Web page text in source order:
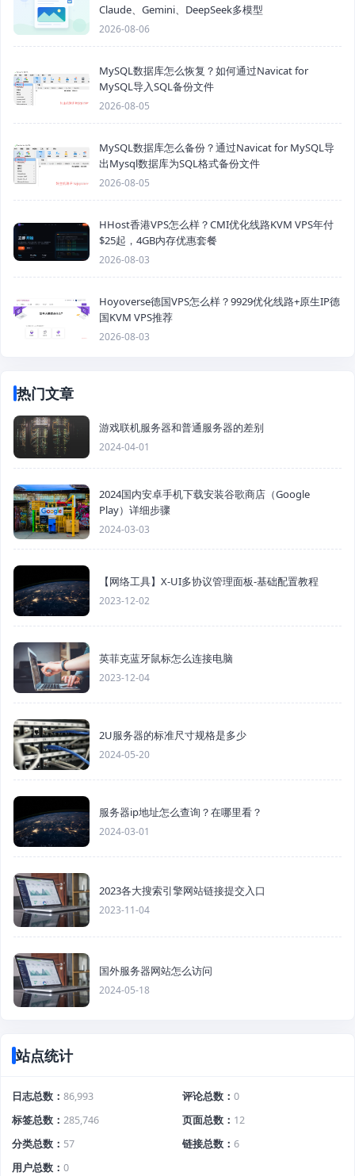
Claude、Gemini、DeepSeek多模型
2026-08-06
MySQL数据库怎么恢复？如何通过Navicat for
MySQL导入SQL备份文件
2026-08-05
MySQL数据库怎么备份？通过Navicat for MySQL导
出Mysql数据库为SQL格式备份文件
2026-08-05
HHost香港VPS怎么样？CMI优化线路KVM VPS年付
$25起，4GB内存优惠套餐
2026-08-03
Hoyoverse德国VPS怎么样？9929优化线路+原生IP德
国KVM VPS推荐
2026-08-03
热门文章
游戏联机服务器和普通服务器的差别
2024-04-01
2024国内安卓手机下载安装谷歌商店（Google
Play）详细步骤
2024-03-03
【网络工具】X-UI多协议管理面板-基础配置教程
2023-12-02
英菲克蓝牙鼠标怎么连接电脑
2023-12-04
2U服务器的标准尺寸规格是多少
2024-05-20
服务器ip地址怎么查询？在哪里看？
2024-03-01
2023各大搜索引擎网站链接提交入口
2023-11-04
国外服务器网站怎么访问
2024-05-18
站点统计
日志总数 86,993 评论总数
0
标签总数
285,746 页面总数
12
分类总数
57 链接总数
6
用户总数
0